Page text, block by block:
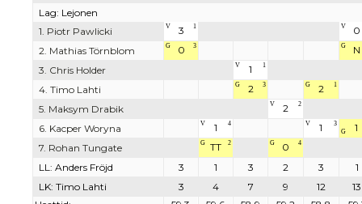
Lag: Lejonen
1. Piotr Pawlicki
V 3 1 V
0
2. Mathias Törnblom
G 0 3 G
N
3. Chris Holder
V 1 1
4. Timo Lahti G 2 3 G 2 1
5. Maksym Drabik V 2 2
6. Kacper Woryna V 1 4 V 1 3 1
G
7. Rohan Tungate G TT 2 G 0 4
LL: Anders Fröjd 3 1 3 2 3
1
LK: Timo Lahti
3 4 7 9 12
13